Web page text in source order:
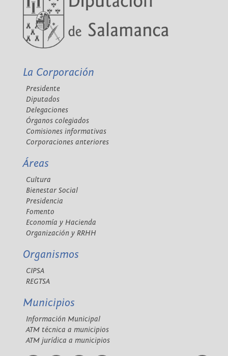
La Corporación
Presidente
Diputados
Delegaciones
Órganos colegiados
Comisiones informativas
Corporaciones anteriores
Áreas
Cultura
Bienestar Social
Presidencia
Fomento
Economía y Hacienda
Organización y RRHH
Organismos
CIPSA
REGTSA
Municipios
Información Municipal
ATM técnica a municipios
ATM jurídica a municipios